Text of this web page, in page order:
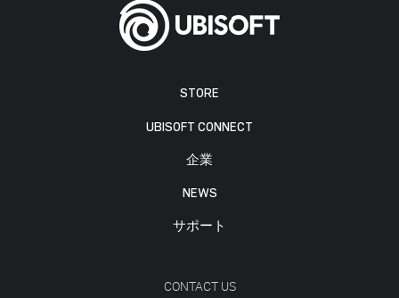
STORE
UBISOFT CONNECT
企業
NEWS
サポート
CONTACT US